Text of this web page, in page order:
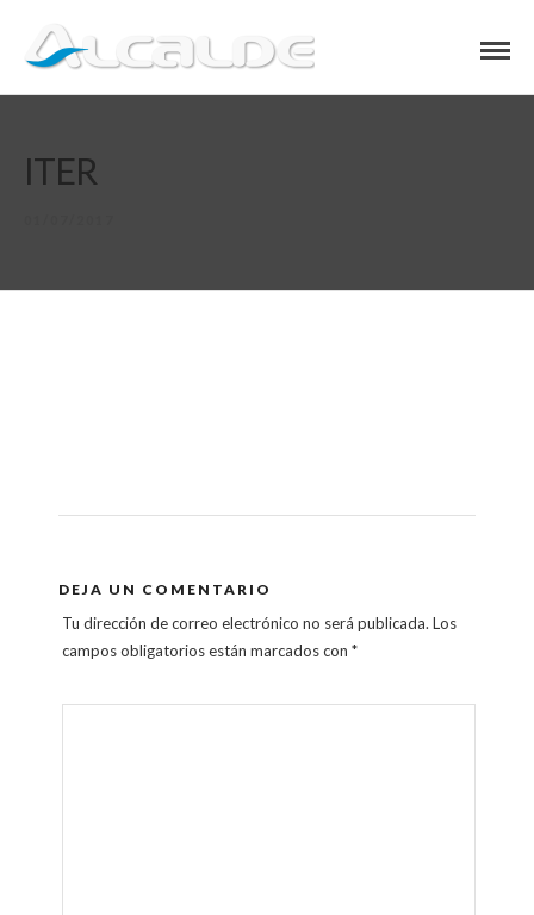
ITER
DEJA UN COMENTARIO
Tu dirección de correo electrónico no será publicada. Los
campos obligatorios están marcados con*